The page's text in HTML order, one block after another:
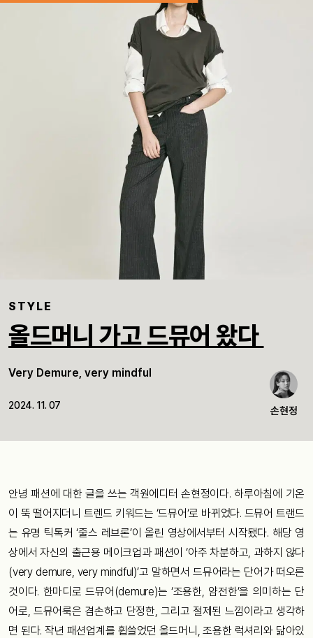
STYLE
올드머니 가고 드뮤어 왔다
Very Demure, very mindful
2024. 11. 07 손현정
안녕 패션에 대한 글을 쓰는 객원에디터 손현정이다. 하루아침에 기온
이 뚝 떨어지더니 트렌드 키워드는 ‘드뮤어‘로 바뀌었다. 드뮤어 트랜드
는 유명 틱톡커 ‘줄스 레브론’이 올린 영상에서부터 시작됐다. 해당 영
상에서 자신의 출근용 메이크업과 패션이 ‘아주 차분하고, 과하지 않다
(very demure, very mindful)’고 말하면서 드뮤어라는 단어가 떠오른
것이다. 한마디로 드뮤어(demure)는 ‘조용한, 얌전한’을 의미하는 단
어로, 드뮤어룩은 겸손하고 단정한, 그리고 절제된 느낌이라고 생각하
면 된다. 작년 패션업계를 휩쓸었던 올드머니, 조용한 럭셔리와 닮아있